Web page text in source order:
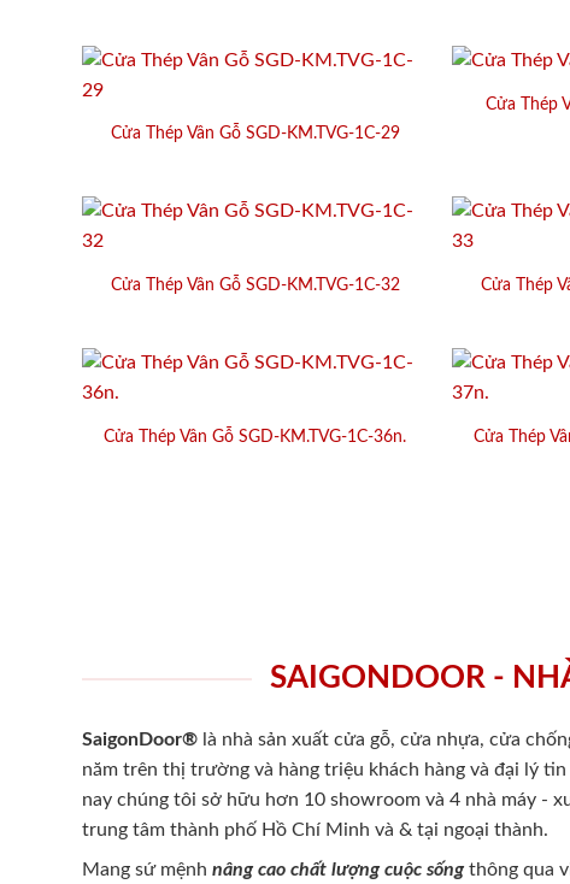
Cửa Thép Vân Gỗ SGD-KM.TVG-1C-29
Cửa Thép
Cửa Thép Vân Gỗ SGD-KM.TVG-1C-32 Cửa Thép
Cửa Thép Vân Gỗ SGD-KM.TVG-1C-36n. Cửa Thép
SAIGONDOOR -
SaigonDoor® là nhà sản xuất cửa gỗ, cửa nhựa, cửa
năm trên thị trường và hàng triệu khách hàng và đại lý
nay chúng tôi sở hữu hơn 10 showroom và 4 nhà máy -
trung tâm thành phố Hồ Chí Minh và & tại ngoại thành.
Mang sứ mệnh nâng cao chất lượng cuộc sốngthông qua